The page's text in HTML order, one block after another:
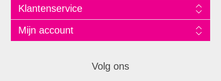
Klantenservice
Mijn account
Volg ons